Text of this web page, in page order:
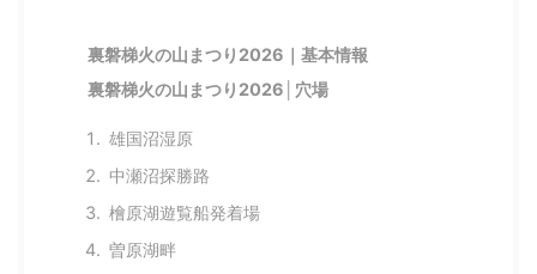
裏磐梯火の山まつり2026｜基本情報
裏磐梯火の山まつり2026│穴場
雄国沼湿原
中瀬沼探勝路
檜原湖遊覧船発着場
曽原湖畔